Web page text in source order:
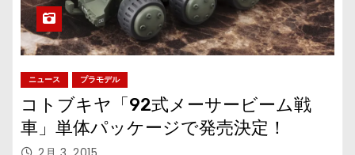
ニュース プラモデル
コトブキヤ「92式メーサービーム戦
車」単体パッケージで発売決定！